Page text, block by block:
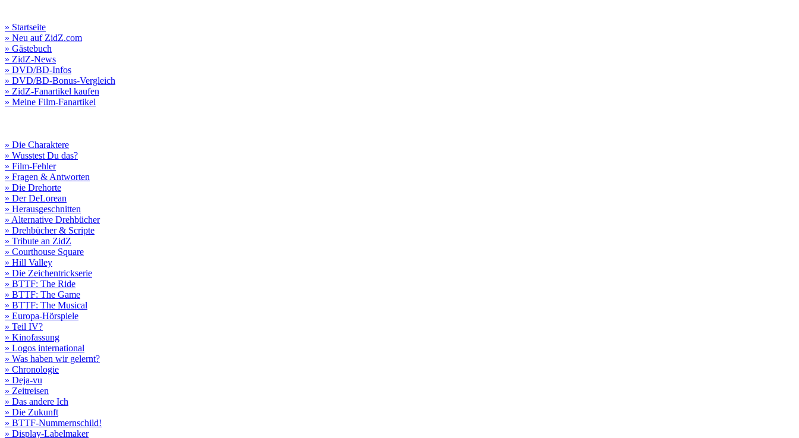
» Startseite
» Neu auf ZidZ.com
» Gästebuch
» ZidZ-News
» DVD/BD-Infos
» DVD/BD-Bonus-Vergleich
» ZidZ-Fanartikel kaufen
» Meine Film-Fanartikel
» Die Charaktere
» Wusstest Du das?
» Film-Fehler
» Fragen & Antworten
» Die Drehorte
» Der DeLorean
» Herausgeschnitten
» Alternative Drehbücher
» Drehbücher & Scripte
» Tribute an ZidZ
» Courthouse Square
» Hill Valley
» Die Zeichentrickserie
» BTTF: The Ride
» BTTF: The Game
» BTTF: The Musical
» Europa-Hörspiele
» Teil IV?
» Kinofassung
» Logos international
» Was haben wir gelernt?
» Chronologie
» Deja-vu
» Zeitreisen
» Das andere Ich
» Die Zukunft
» BTTF-Nummernschild!
» Display-Labelmaker